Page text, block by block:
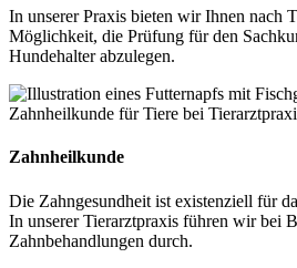
In unserer Praxis bieten wir Ihnen nach
Möglichkeit, die Prüfung für den
Hundehalter abzulegen.
Zahnheilkunde
Die Zahngesundheit ist existenziell für
In unserer Tierarztpraxis führen wir bei
Zahnbehandlungen durch.